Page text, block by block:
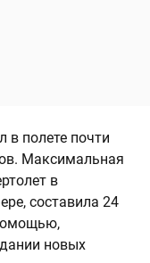
в полете почти
Максимальная
в
составила 24
новых